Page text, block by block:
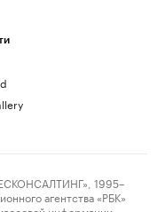
1995–
агентства «РБК»